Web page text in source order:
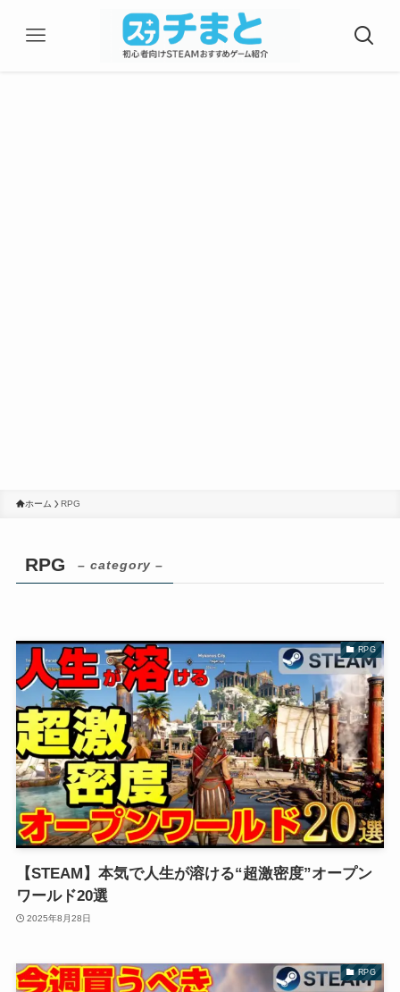
ホーム RPG
RPG – category –
RPG
【STEAM】本気で人生が溶ける“超激密度”オープン
ワールド20選
2025年8月28日
RPG